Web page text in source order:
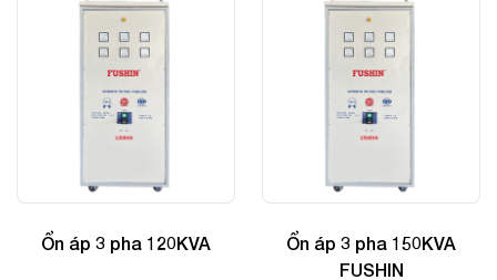
Ổn áp 3 pha 120KVA
Ổn áp 3 pha 150KVA
FUSHIN